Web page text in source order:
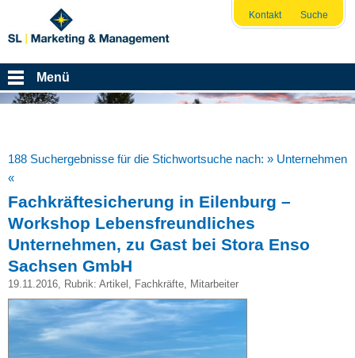
Kontakt Suche
Menü
188 Suchergebnisse für die Stichwortsuche nach: » Unternehmen
«
Fachkräftesicherung in Eilenburg –
Workshop Lebensfreundliches
Unternehmen, zu Gast bei Stora Enso
Sachsen GmbH
19.11.2016, Rubrik: Artikel , Fachkräfte, Mitarbeiter